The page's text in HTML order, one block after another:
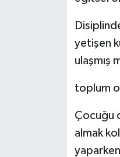
yetişen
ulaşmış
toplum
Çocuğu
almak